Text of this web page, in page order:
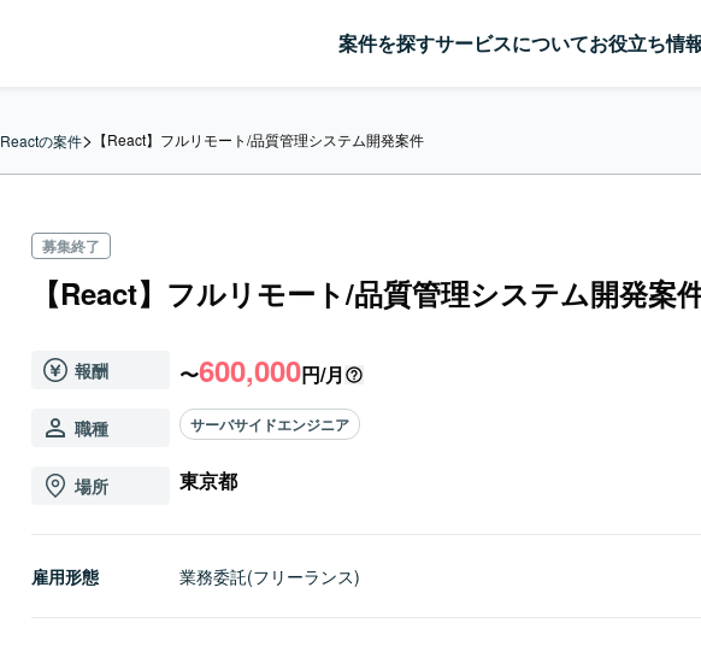
案件を探すサービスについてお役立ち情
Reactの案件> 【React】フルリモート/品質管理システム開発案件
募集終了
【React】フルリモート/品質管理システム開発案
報酬 〜600,000円/月
職種 サーバサイドエンジニア
場所 東京都
雇用形態 業務委託(フリーランス)